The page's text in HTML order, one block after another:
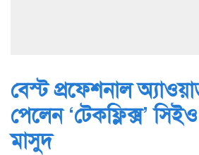
বেস্ট প্রফেশনাল
পেলেন ‘টেকফ্লিক্স’
মাসুদ